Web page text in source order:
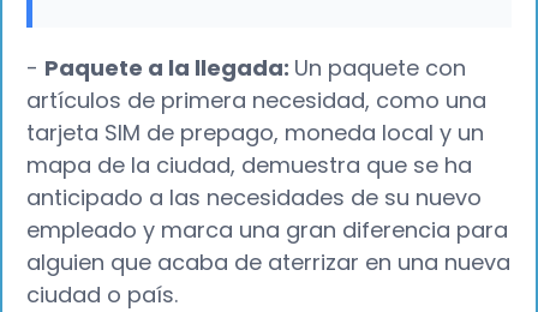
- Paquete a la llegada: Un paquete con
artículos de primera necesidad, como una
tarjeta SIM de prepago, moneda local y un
mapa de la ciudad, demuestra que se ha
anticipado a las necesidades de su nuevo
empleado y marca una gran diferencia para
alguien que acaba de aterrizar en una nueva
ciudad o país.